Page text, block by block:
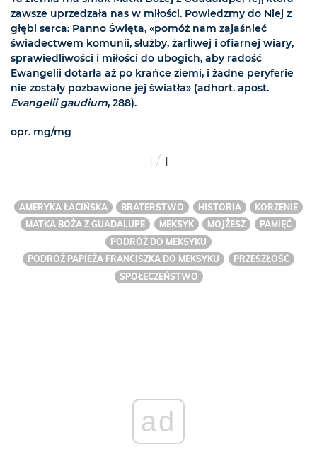
zawsze uprzedzała nas w miłości. Powiedzmy do Niej z
głębi serca: Panno Święta, «pomóż nam zajaśnieć
świadectwem komunii, służby, żarliwej i ofiarnej wiary,
sprawiedliwości i miłości do ubogich, aby radość
Ewangelii dotarła aż po krańce ziemi, i żadne peryferie
nie zostały pozbawione jej światła» (adhort. apost.
Evangelii gaudium, 288).
opr. mg/mg
1 / 1
AMERYKA ŁACIŃSKA BRATERSTWO HISTORIA
KORZENIE
MATKA BOŻA Z GUADALUPE
MEKSYK MOJŻESZ
PAMIĘĆ
PODRÓŻ DO MEKSYKU
PODRÓŻ PAPIEŻA FRANCISZKA DO MEKSYKU
PRZESZŁOŚĆ
SPOŁECZEŃSTWO
ad